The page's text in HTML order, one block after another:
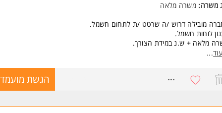
משרה: משרה מלאה
מובילה דרוש /ה שרטט /ת לתחום חשמל.
לוחות חשמל.
מלאה + ש.נ במידת הצורך.
טובים למתאימים /ות.
/ת / הנדסאי /ת חשמל - חובה.
חשמל / בית מלאכה בתחום יצרני בתחום החשמל.
טובה בשפה האנגלית. המשרה מיועדת לנשים ולגברים כאחד.
עוד...
הגשת